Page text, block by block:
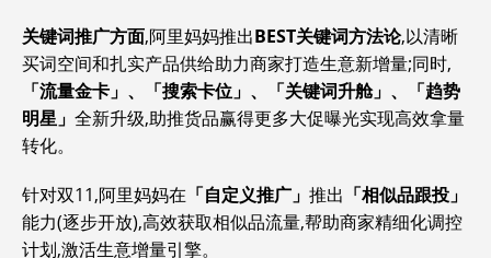
关键词推广方面,阿里妈妈推出BEST关键词方法论,以清晰
买词空间和扎实产品供给助力商家打造生意新增量;同时,
「流量金卡」、「搜索卡位」、「关键词升舱」、「趋势
明星」 全新升级,助推货品赢得更多大促曝光实现高效拿量
转化。
针对双11,阿里妈妈在 「自定义推广」 推出 「相似品跟投」
能力(逐步开放),高效获取相似品流量,帮助商家精细化调控
计划,激活生意增量引擎。